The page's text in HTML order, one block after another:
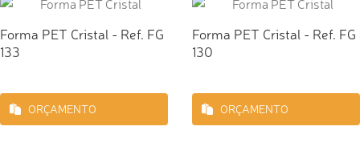
Forma PET Cristal - Ref. FG
133
ORÇAMENTO
Forma PET Cristal - Ref. FG
130
ORÇAMENTO